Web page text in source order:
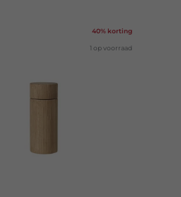
40% korting
1 op voorraad